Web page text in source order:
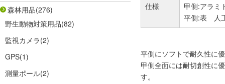
森林用品(276)
野生動物対策用品(82)
監視カメラ(2)
GPS(1)
測量ポール(2)
仕様
甲側:アラミ
平側:表
平側にソフトで耐久性に
甲側全面には耐切創性に
す。